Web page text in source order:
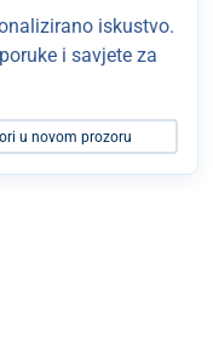
iskustvo.
i savjete za
u novom prozoru